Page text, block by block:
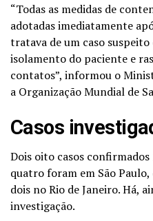
“Todas as medidas de
adotadas imediatamente
tratava de um caso suspeito
isolamento do paciente e
contatos”, informou o
a Organização Mundial de
Casos
Dois oito casos
quatro foram em São
dois no Rio de Janeiro. Há,
investigação.